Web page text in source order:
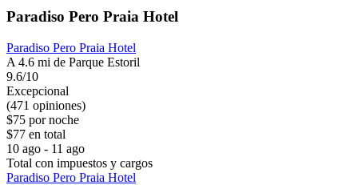
Paradiso Pero Praia Hotel
Paradiso Pero Praia Hotel
A 4.6 mi de Parque Estoril
9.6/10
Excepcional
(471 opiniones)
$75 por noche
$77 en total
10 ago - 11 ago
Total con impuestos y cargos
Paradiso Pero Praia Hotel